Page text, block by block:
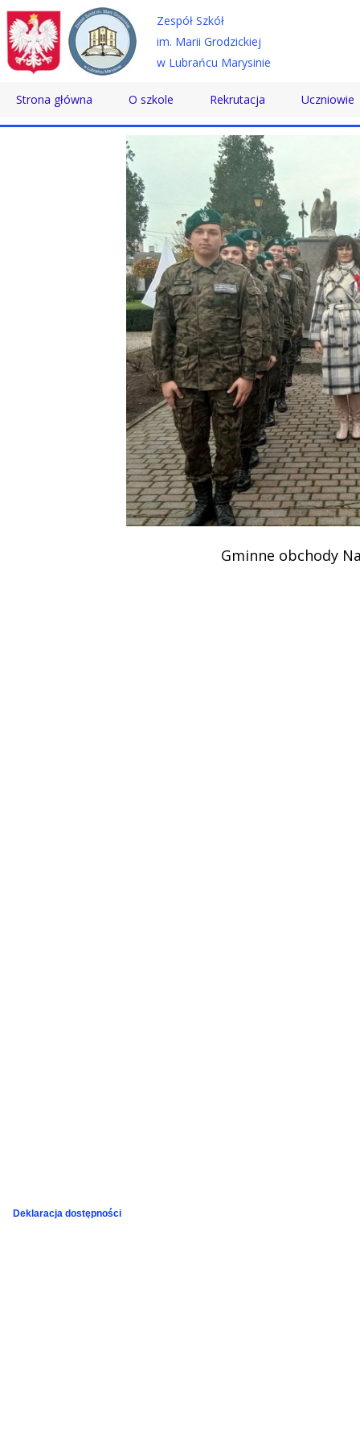
Strona główna O szkole
Historia
Patron
Dyrektor
Nauczyciele
Pracownicy
Absolwenci
Certyfikaty
Podziękowania
Programy
Porozumienia
Rekrutacja
Technikum
Szkoła Branżowa
Szkoła Policealna
Uczniowie
Doradztwo
Pomoc
Biblioteka
SKS
Konkursy
Zespół Szkół
im. Marii Grodzickiej
w Lubrańcu Marysinie
Gminne obchody
Deklaracja dostępności